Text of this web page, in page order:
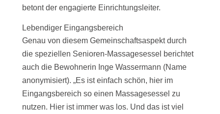
betont der engagierte Einrichtungsleiter.
Lebendiger Eingangsbereich
Genau von diesem Gemeinschaftsaspekt durch
die speziellen Senioren-Massagesessel berichtet
auch die Bewohnerin Inge Wassermann (Name
anonymisiert). „Es ist einfach schön, hier im
Eingangsbereich so einen Massagesessel zu
nutzen. Hier ist immer was los. Und das ist viel